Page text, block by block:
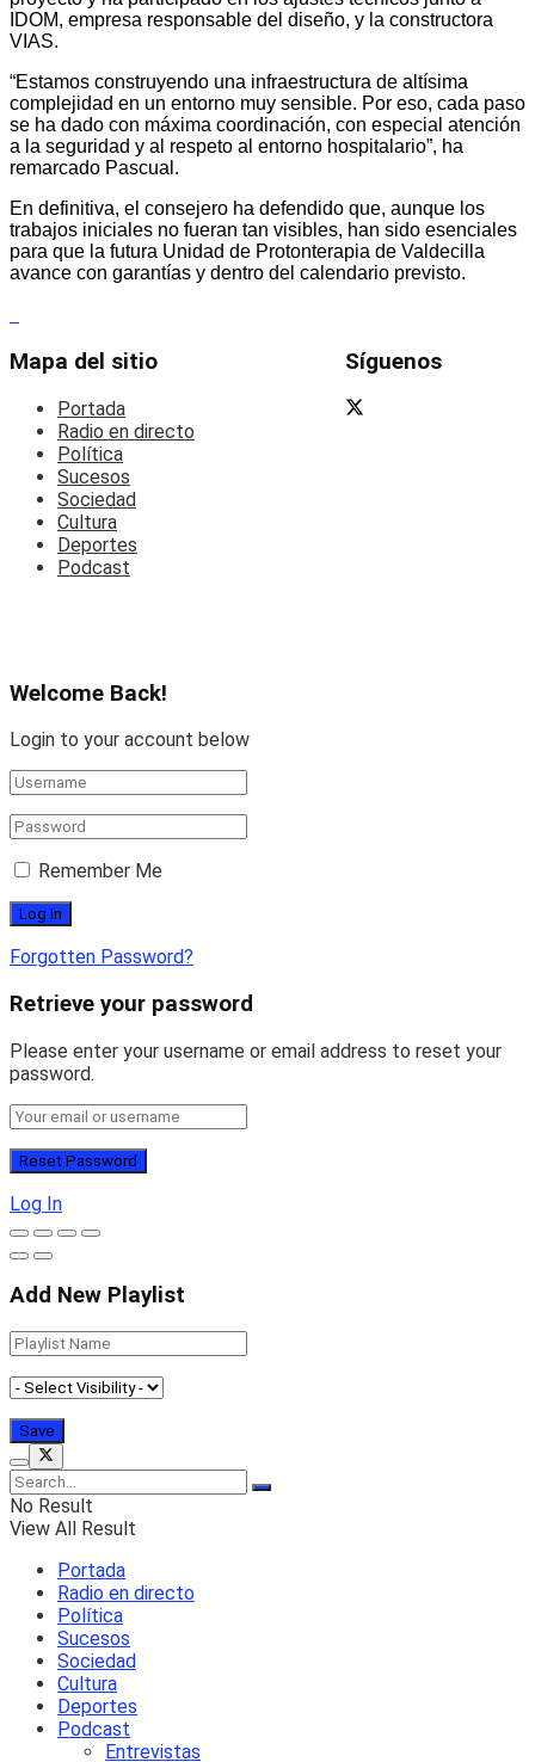
IDOM, empresa responsable del diseño, y la constructora
VIAS.
“Estamos construyendo una infraestructura de altísima
complejidad en un entorno muy sensible. Por eso, cada paso
se ha dado con máxima coordinación, con especial atención
a la seguridad y al respeto al entorno hospitalario”, ha
remarcado Pascual.
En definitiva, el consejero ha defendido que, aunque los
trabajos iniciales no fueran tan visibles, han sido esenciales
para que la futura Unidad de Protonterapia de Valdecilla
avance con garantías y dentro del calendario previsto.
Mapa del sitio
Portada
Radio en directo
Política
Sucesos
Sociedad
Cultura
Deportes
Podcast
Síguenos
Welcome Back!
Login to your account below
Remember Me
Forgotten Password?
Retrieve your password
Please enter your username or email address to reset your
password.
Log In
Add New Playlist
No Result
View All Result
Portada
Radio en directo
Política
Sucesos
Sociedad
Cultura
Deportes
Podcast
Entrevistas